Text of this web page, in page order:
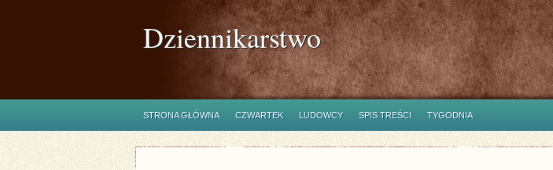
Dziennikarstwo
STRONA GŁÓWNA CZWARTEK LUDOWCY SPIS TREŚCI TYGODNIA